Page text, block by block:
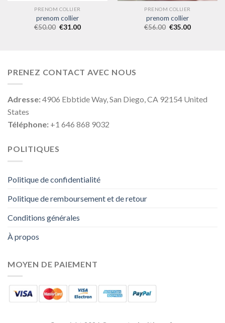
PRENOM COLLIER
prenom collier
€50.00 €31.00
PRENOM COLLIER
prenom collier
€56.00 €35.00
PRENEZ CONTACT AVEC NOUS
Adresse:4906 Ebbtide Way, San Diego, CA 92154 United
States
Téléphone: +1 646 868 9032
POLITIQUES
Politique de confidentialité
Politique de remboursement et de retour
Conditions générales
À propos
MOYEN DE PAIEMENT